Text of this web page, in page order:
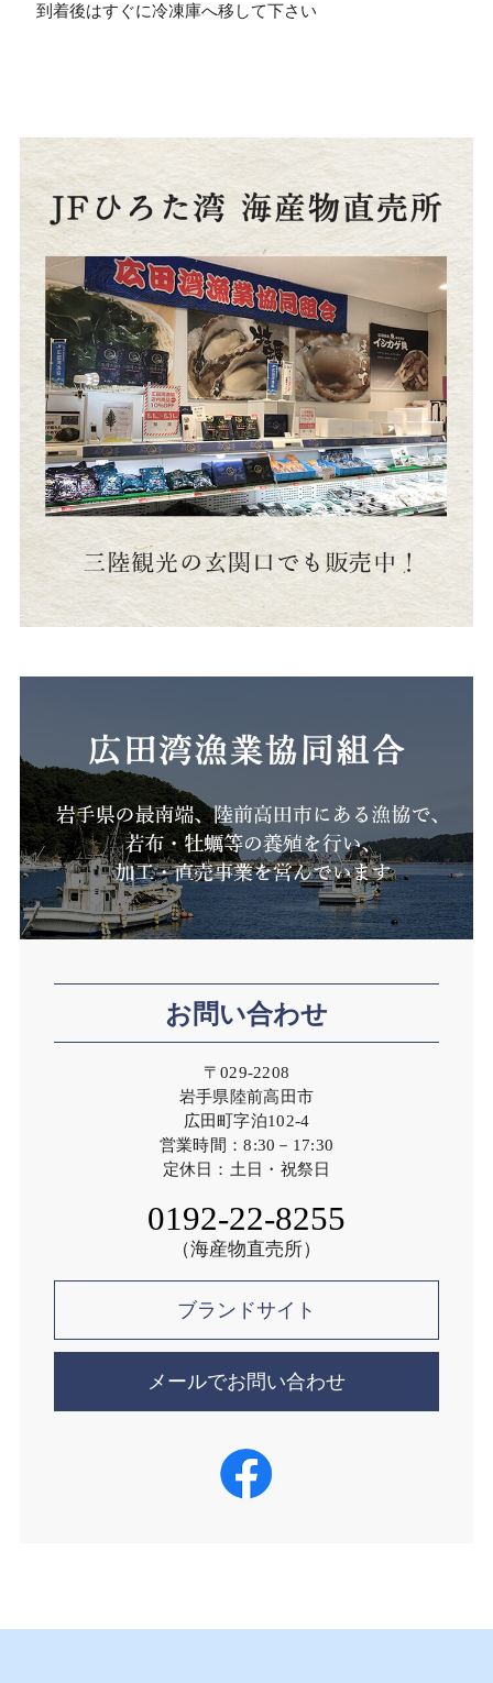
到着後はすぐに冷凍庫へ移して下さい
お問い合わせ
〒029-2208
岩手県陸前高田市
広田町字泊102-4
営業時間：8:30－17:30
定休日：土日・祝祭日
0192-22-8255
（海産物直売所）
ブランドサイト
メールでお問い合わせ